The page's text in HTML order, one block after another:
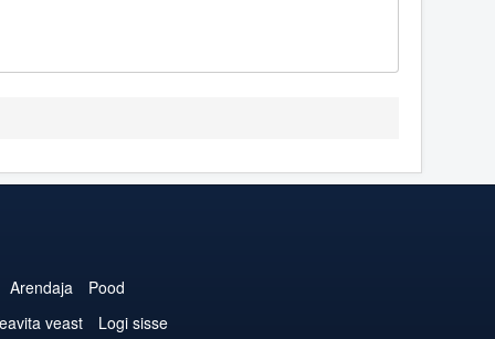
Arendaja
Pood
veast Logi sisse